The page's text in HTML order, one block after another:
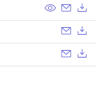
View Send
Send
Send